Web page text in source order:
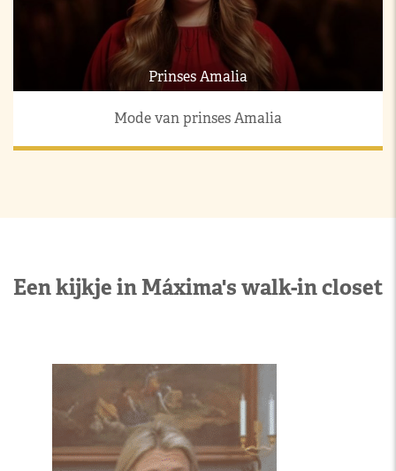
Prinses Amalia
Mode van prinses Amalia
Een kijkje in Máxima's walk-in closet